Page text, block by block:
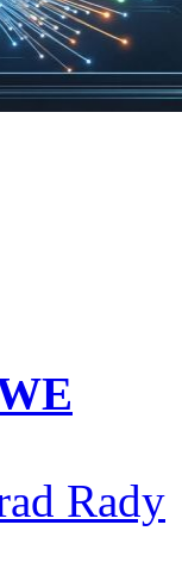
Rady